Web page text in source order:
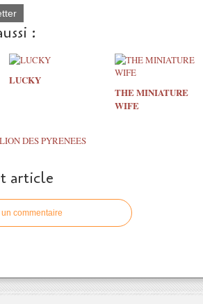
:
LUCKY
THE MINIATURE
WIFE
DES PYRENEES
article
commentaire